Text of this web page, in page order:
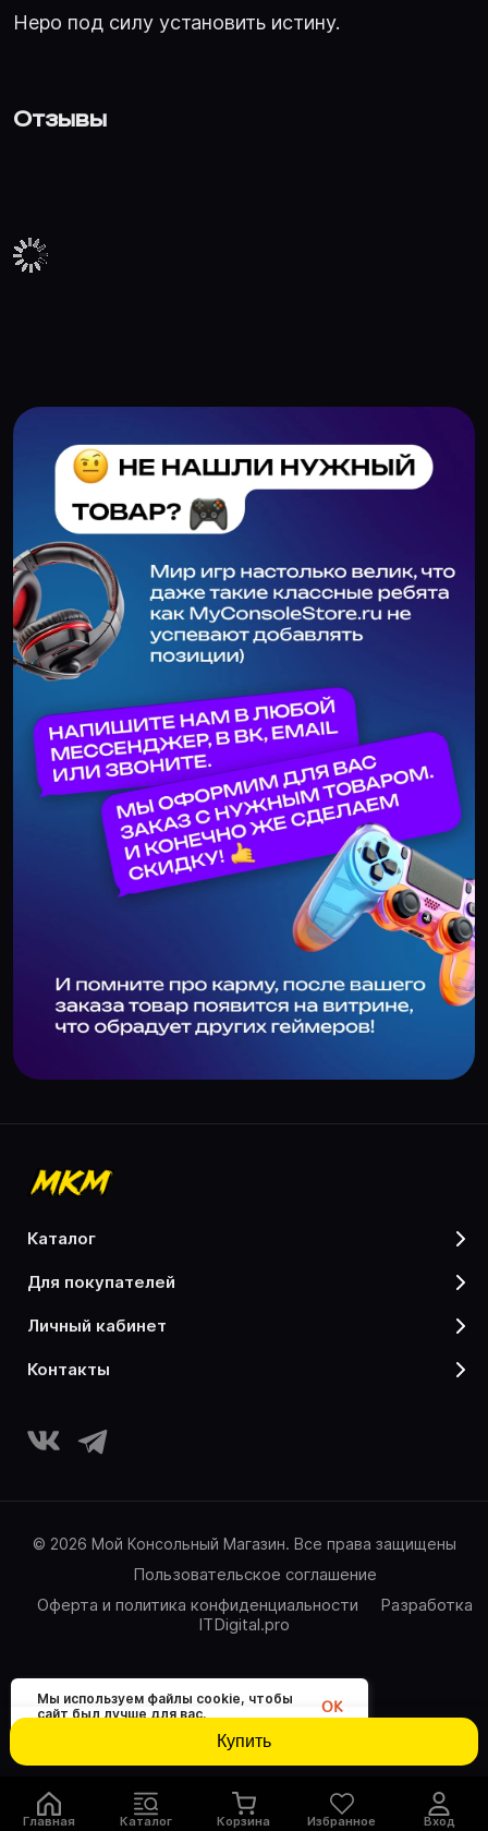
Купить
Неро под силу установить истину.
Отзывы
каталог
для покупателей
личный кабинет
контакты
© 2026 Мой Консольный Магазин. Все права защищены
Пользовательское соглашение
Оферта и политика конфиденциальности
Разработка
ITDigital.pro
Главная Каталог Корзина Избранное Вход
Мы используем файлы cookie, чтобы
сайт был лучше для вас.
OK